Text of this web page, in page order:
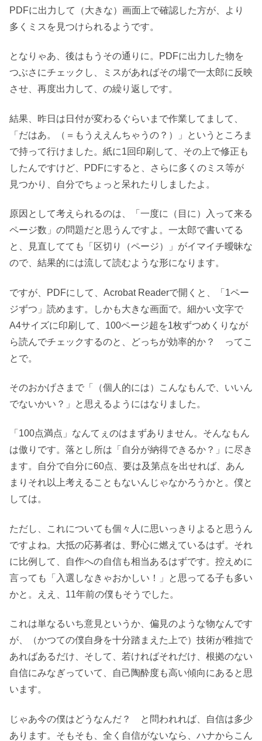
PDFに出力して（大きな）画面上で確認した方が、より
多くミスを見つけられるようです。
となりゃあ、後はもうその通りに。PDFに出力した物を
つぶさにチェックし、ミスがあればその場で一太郎に反映
させ、再度出力して、の繰り返しです。
結果、昨日は日付が変わるぐらいまで作業してまして、
「だはあ。（＝もうええんちゃうの？）」というところま
で持って行けました。紙に1回印刷して、その上で修正も
したんですけど、PDFにすると、さらに多くのミス等が
見つかり、自分でちょっと呆れたりしましたよ。
原因として考えられるのは、「一度に（目に）入って来る
ページ数」の問題だと思うんですよ。一太郎で書いてる
と、見直してても「区切り（ページ）」がイマイチ曖昧な
ので、結果的には流して読むような形になります。
ですが、PDFにして、Acrobat Readerで開くと、「1ペー
ジずつ」読めます。しかも大きな画面で。細かい文字で
A4サイズに印刷して、100ページ超を1枚ずつめくりなが
ら読んでチェックするのと、どっちが効率的か？ ってこ
とで。
そのおかげさまで「（個人的には）こんなもんで、いいん
でないかい？」と思えるようにはなりました。
「100点満点」なんてぇのはまずありません。そんなもん
は傲りです。落とし所は「自分が納得できるか？」に尽き
ます。自分で自分に60点、要は及第点を出せれば、あん
まりそれ以上考えることもないんじゃなかろうかと。僕と
しては。
ただし、これについても個々人に思いっきりよると思うん
ですよね。大抵の応募者は、野心に燃えているはず。それ
に比例して、自作への自信も相当あるはずです。控えめに
言っても「入選しなきゃおかしい！」と思ってる子も多い
かと。ええ、11年前の僕もそうでした。
これは単なるいち意見というか、偏見のような物なんです
が、（かつての僕自身を十分踏まえた上で）技術が稚拙で
あればあるだけ、そして、若ければそれだけ、根拠のない
自信にみなぎっていて、自己陶酔度も高い傾向にあると思
います。
じゃあ今の僕はどうなんだ？ と問われれば、自信は多少
あります。そもそも、全く自信がないなら、ハナからこん